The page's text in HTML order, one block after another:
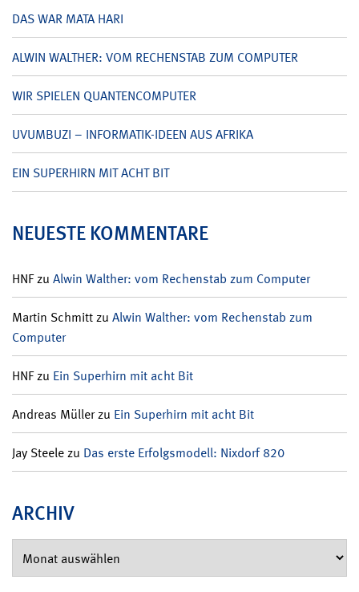
DAS WAR MATA HARI
ALWIN WALTHER: VOM RECHENSTAB ZUM COMPUTER
WIR SPIELEN QUANTENCOMPUTER
UVUMBUZI – INFORMATIK-IDEEN AUS AFRIKA
EIN SUPERHIRN MIT ACHT BIT
NEUESTE KOMMENTARE
HNFzu Alwin Walther: vom Rechenstab zum Computer
Martin Schmittzu Alwin Walther: vom Rechenstab zum
Computer
HNFzu Ein Superhirn mit acht Bit
Andreas Müllerzu Ein Superhirn mit acht Bit
Jay Steelezu Das erste Erfolgsmodell: Nixdorf 820
ARCHIV